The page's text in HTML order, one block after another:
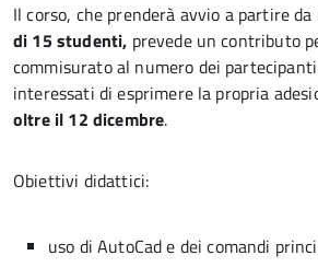
Il corso, che prenderà avvio a partire da
di 15 studenti, prevede un contributo
commisurato al numero dei
interessati di esprimere la propria
oltre il 12 dicembre.
Obiettivi didattici:
uso di AutoCad e dei comandi